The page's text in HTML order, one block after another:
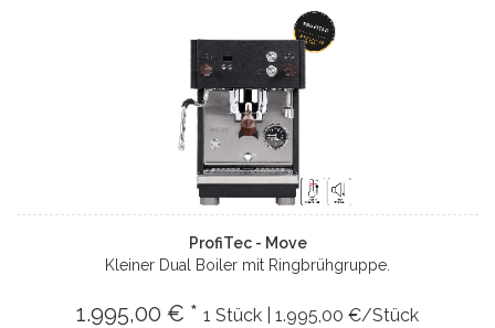
ProfiTec - Move
Kleiner Dual Boiler mit Ringbrühgruppe.
1.995,00 € * 1 Stück | 1.995,00 €/Stück